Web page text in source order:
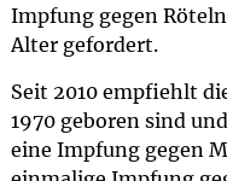
Impfung gegen
Alter gefordert.
Seit 2010 empfiehlt
1970 geboren sind
eine Impfung gegen